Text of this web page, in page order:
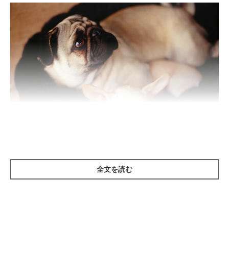
Ryan McVay/gettyimages
全文を読む